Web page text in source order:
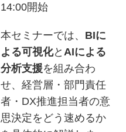
14:00開始
本セミナーでは、 BIに
よる可視化と AIによる
分析支援を組み合わ
せ、経営層・部門責任
者・DX推進担当者の意
思決定をどう速めるか